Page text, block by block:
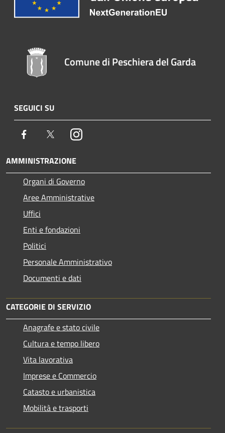
Comune di Peschiera del Garda
SEGUICI SU
Facebook TwitterInstagram
AMMINISTRAZIONE
Organi di Governo
Aree Amministrative
Uffici
Enti e fondazioni
Politici
Personale Amministrativo
Documenti e dati
CATEGORIE DI SERVIZIO
Anagrafe e stato civile
Cultura e tempo libero
Vita lavorativa
Imprese e Commercio
Catasto e urbanistica
Mobilità e trasporti